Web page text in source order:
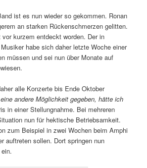
ist es nun wieder so gekommen. Ronan
an starken Rückenschmerzen gelitten.
kurzem entdeckt worden. Der in
habe sich daher letzte Woche einer
müssen und sei nun über Monate auf
alle Konzerte bis Ende Oktober
andere Möglichkeit gegeben, hätte ich
in einer Stellungnahme. Bei mehreren
nun für hektische Betriebsamkeit.
zum Beispiel in zwei Wochen beim Amphi
auftreten sollen. Dort springen nun